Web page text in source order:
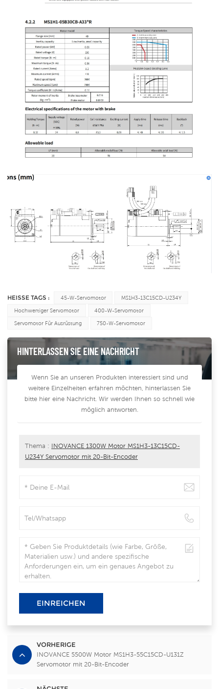
HEISSE TAGS : 45-W-Servomotor MS1H3-13C15CD-U234Y
Hochwertiger Servomotor 400-W-Servomotor
Servomotor Für Ausrüstung 750-W-Servomotor
HINTERLASSEN SIE EINE NACHRICHT
Wenn Sie an unseren Produkten interessiert sind und
weitere Einzelheiten erfahren möchten, hinterlassen Sie
bitte hier eine Nachricht. Wir werden Ihnen so schnell wie
möglich antworten.
Thema : INOVANCE 1300W Motor MS1H3-13C15CD-
U234Y Servomotor mit 20-Bit-Encoder
EINREICHEN
VORHERIGE
INOVANCE 5500W Motor MS1H3-55C15CD-U131Z
Servomotor mit 20-Bit-Encoder